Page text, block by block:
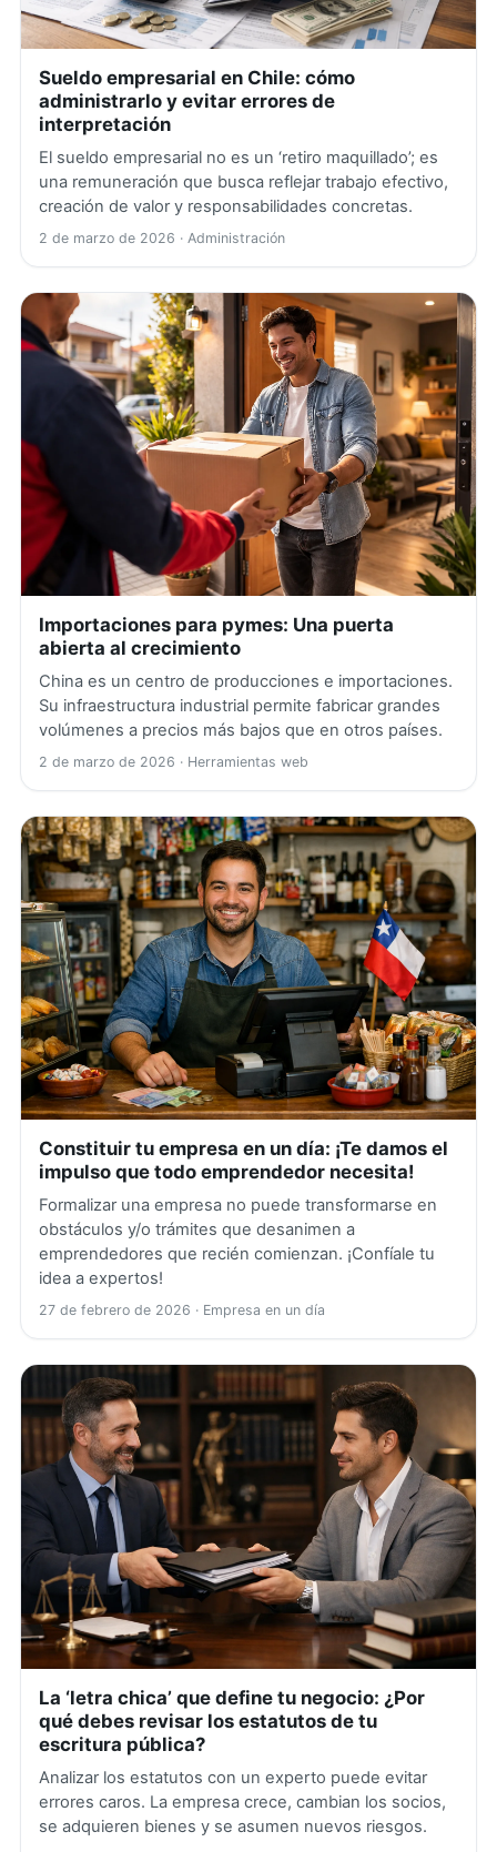
Sueldo empresarial en Chile: cómo
administrarlo y evitar errores de
interpretación
El sueldo empresarial no es un ‘retiro maquillado’; es
una remuneración que busca reflejar trabajo efectivo,
creación de valor y responsabilidades concretas.
2 de marzo de 2026 · Administración
Importaciones para pymes: Una puerta
abierta al crecimiento
China es un centro de producciones e importaciones.
Su infraestructura industrial permite fabricar grandes
volúmenes a precios más bajos que en otros países.
2 de marzo de 2026 · Herramientas web
Constituir tu empresa en un día: ¡Te damos el
impulso que todo emprendedor necesita!
Formalizar una empresa no puede transformarse en
obstáculos y/o trámites que desanimen a
emprendedores que recién comienzan. ¡Confíale tu
idea a expertos!
27 de febrero de 2026 · Empresa en un día
La ‘letra chica’ que define tu negocio: ¿Por
qué debes revisar los estatutos de tu
escritura pública?
Analizar los estatutos con un experto puede evitar
errores caros. La empresa crece, cambian los socios,
se adquieren bienes y se asumen nuevos riesgos.